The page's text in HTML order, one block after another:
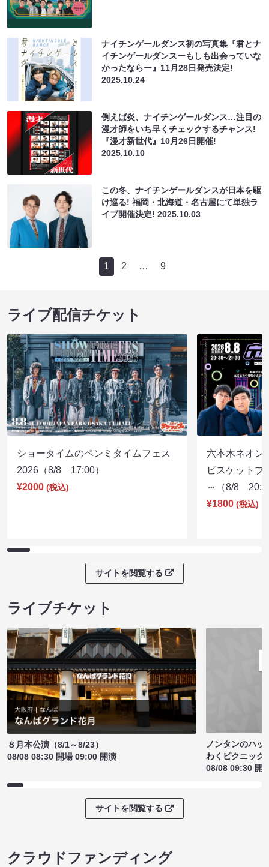
ナイチンゲールダンス初の写真集『君とナ
イチンゲールダンスーもしも出会っていな
かったならー』11月28日発売決定!
2025.10.24
例えば炎、ナイチンゲールダンス…注目の
漫才師をいち早くチェックするチャンス!
『漫才新世代』10月26日開催!
2025.10.10
この冬、ナイチンゲールダンスが日本を駆
け巡る! 福岡・北海道・名古屋にて単独ラ
イブ開催決定!2025.10.03
1 2 … 9
ライブ配信チケット
ショータイムのペンミタイムフェス
2026（8/8 17:00）
¥2000 (税込)
六本木ネオン
ビスケットブ
～（8/8
¥1800 (税込)
サイトを閲覧する
ライブチケット
８月本公演（8/1～8/23）
08/08 08:30 開場 09:00 開演
ノンタンのハッ
わくピクニック
08/08 09:30 開
サイトを閲覧する
クラウドファンディング